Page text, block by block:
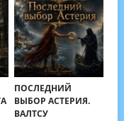
ПОСЛЕДНИЙ
ВЫБОР АСТЕРИЯ.
ВАЛТСУ